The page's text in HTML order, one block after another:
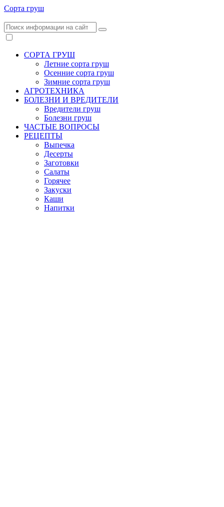
Сорта груш
СОРТА ГРУШ
Летние сорта груш
Осенние сорта груш
Зимние сорта груш
АГРОТЕХНИКА
БОЛЕЗНИ И ВРЕДИТЕЛИ
Вредители груш
Болезни груш
ЧАСТЫЕ ВОПРОСЫ
РЕЦЕПТЫ
Выпечка
Десерты
Заготовки
Салаты
Горячее
Закуски
Каши
Напитки